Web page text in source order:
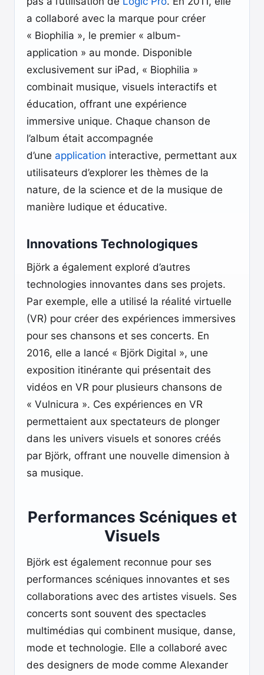
a collaboré avec la marque pour créer
« Biophilia », le premier « album-
application » au monde. Disponible
exclusivement sur iPad, « Biophilia »
combinait musique, visuels interactifs et
éducation, offrant une expérience
immersive unique. Chaque chanson de
l’album était accompagnée
d’une application interactive, permettant aux
utilisateurs d’explorer les thèmes de la
nature, de la science et de la musique de
manière ludique et éducative.
Innovations Technologiques
Björk a également exploré d’autres
technologies innovantes dans ses projets.
Par exemple, elle a utilisé la réalité virtuelle
(VR) pour créer des expériences immersives
pour ses chansons et ses concerts. En
2016, elle a lancé « Björk Digital », une
exposition itinérante qui présentait des
vidéos en VR pour plusieurs chansons de
« Vulnicura ». Ces expériences en VR
permettaient aux spectateurs de plonger
dans les univers visuels et sonores créés
par Björk, offrant une nouvelle dimension à
sa musique.
Performances Scéniques et
Visuels
Björk est également reconnue pour ses
performances scéniques innovantes et ses
collaborations avec des artistes visuels. Ses
concerts sont souvent des spectacles
multimédias qui combinent musique, danse,
mode et technologie. Elle a collaboré avec
des designers de mode comme Alexander